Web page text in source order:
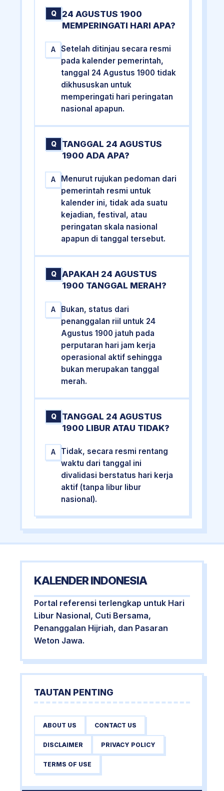
Q
24 AGUSTUS 1900
MEMPERINGATI HARI APA?
A
Setelah ditinjau secara resmi
pada kalender pemerintah,
tanggal 24 Agustus 1900 tidak
dikhususkan untuk
memperingati hari peringatan
nasional apapun.
Q
TANGGAL 24 AGUSTUS
1900 ADA APA?
A
Menurut rujukan pedoman dari
pemerintah resmi untuk
kalender ini, tidak ada suatu
kejadian, festival, atau
peringatan skala nasional
apapun di tanggal tersebut.
Q
APAKAH 24 AGUSTUS
1900 TANGGAL MERAH?
A
Bukan, status dari
penanggalan riil untuk 24
Agustus 1900 jatuh pada
perputaran hari jam kerja
operasional aktif sehingga
bukan merupakan tanggal
merah.
Q
TANGGAL 24 AGUSTUS
1900 LIBUR ATAU TIDAK?
A
Tidak, secara resmi rentang
waktu dari tanggal ini
divalidasi berstatus hari kerja
aktif (tanpa libur libur
nasional).
KALENDER INDONESIA
Portal referensi terlengkap untuk Hari
Libur Nasional, Cuti Bersama,
Penanggalan Hijriah, dan Pasaran
Weton Jawa.
TAUTAN PENTING
ABOUT US CONTACT US
DISCLAIMER PRIVACY POLICY
TERMS OF USE